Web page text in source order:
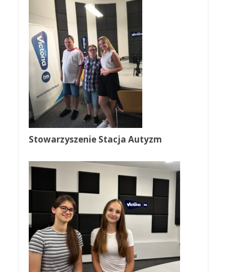
Stowarzyszenie Stacja Autyzm